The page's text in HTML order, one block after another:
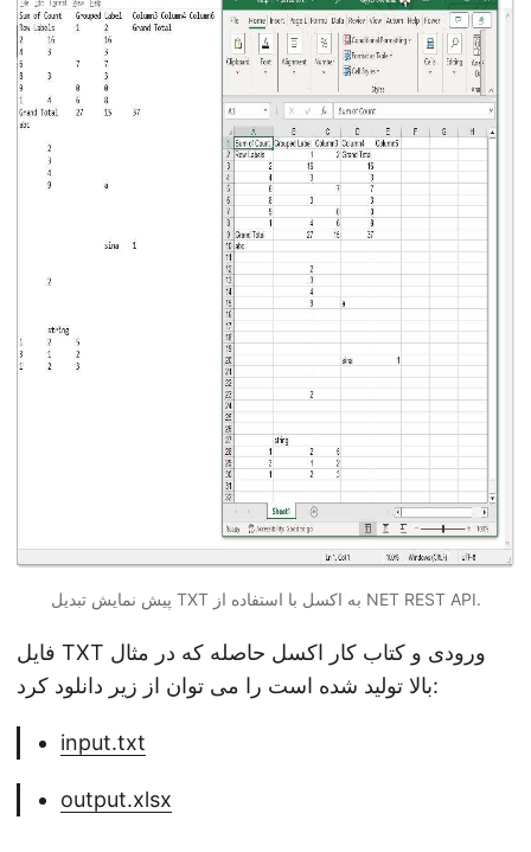
پیش نمایش تبدیل TXT به اکسل با استفاده از NET REST API.
فایل TXT ورودی و کتاب کار اکسل حاصله که در مثال
بالا تولید شده است را می توان از زیر دانلود کرد:
input.txt
output.xlsx